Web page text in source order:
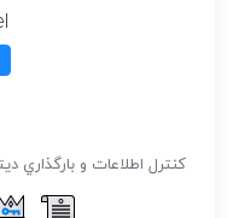
كنترل اطلاعات و بارگذاري